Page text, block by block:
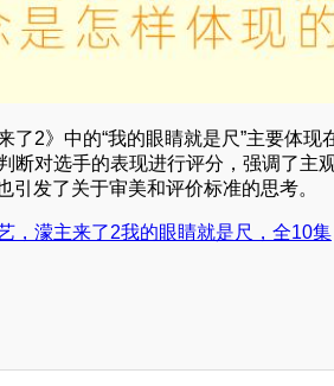
来了2》中的“我的眼睛就是尺”主要体
断对选手的表现进行评分，强调了主
引发了关于审美和评价标准的思考。
，濛主来了2我的眼睛就是尺，全10集